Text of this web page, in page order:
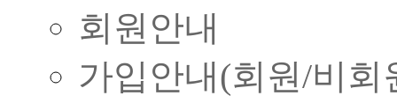
회원안내
가입안내(회원/비회